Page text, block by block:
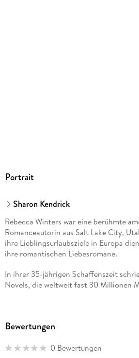
Portrait
Sharon Kendrick
Rebecca Winters war eine berühmte
Romanceautorin aus Salt Lake City,
ihre Lieblingsurlaubsziele in Europa
ihre romantischen Liebesromane.
In ihrer 35-jährigen Schaffenszeit
Novels, die weltweit fast 30 Millionen
Bewertungen
0 Bewertungen